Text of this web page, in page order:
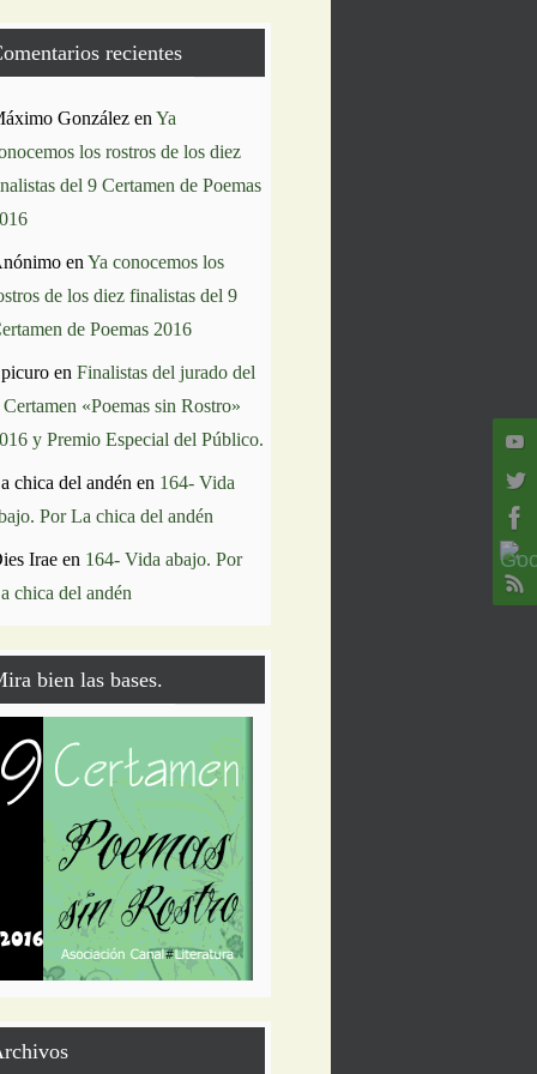
recientes
González en Ya
los rostros de los diez
del 9 Certamen de Poemas
en Ya conocemos los
de los diez finalistas del 9
de Poemas 2016
en Finalistas del jurado del
«Poemas sin Rostro»
y Premio Especial del Público.
chica del andén en 164- Vida
Por La chica del andén
Irae en 164- Vida abajo. Por
chica del andén
bien las bases.